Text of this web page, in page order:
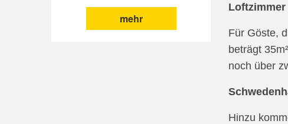
mehr
Loftzimmer
Für Göste,
beträgt
noch über
Hinzu